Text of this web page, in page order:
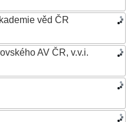
věd ČR
AV ČR, v.v.i.